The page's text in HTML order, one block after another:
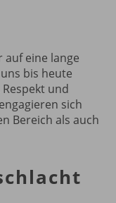
auf eine lange
bis heute
und
sich
Bereich als auch